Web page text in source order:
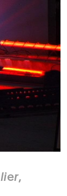
,